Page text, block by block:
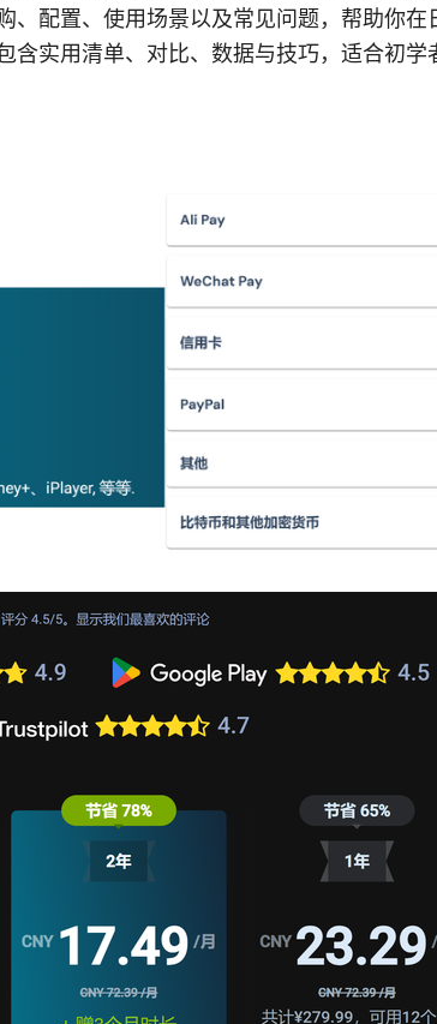
、配置、使用场景以及常见问题，帮助你在
含实用清单、对比、数据与技巧，适合初学